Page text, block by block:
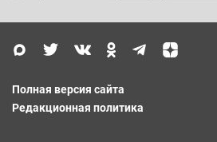
Полная версия сайта
Редакционная политика